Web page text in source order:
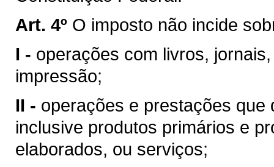
Art. 4º O imposto não incide
I - operações com livros,
impressão;
II - operações e prestações
inclusive produtos primários e
elaborados, ou serviços;